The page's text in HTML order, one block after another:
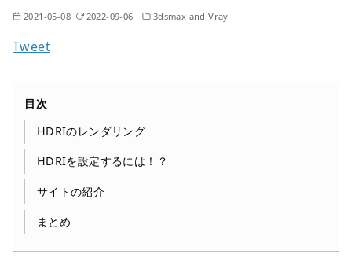
2021-05-08 2022-09-06 3dsmax and Vray
目次
HDRIのレンダリング
HDRIを設定するには！？
サイトの紹介
まとめ